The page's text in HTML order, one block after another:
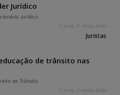
Jurídico
Jurídico
2 anos, 3 meses atrás
Juristas
de trânsito nas
de Trânsito
2 anos, 3 meses atrás